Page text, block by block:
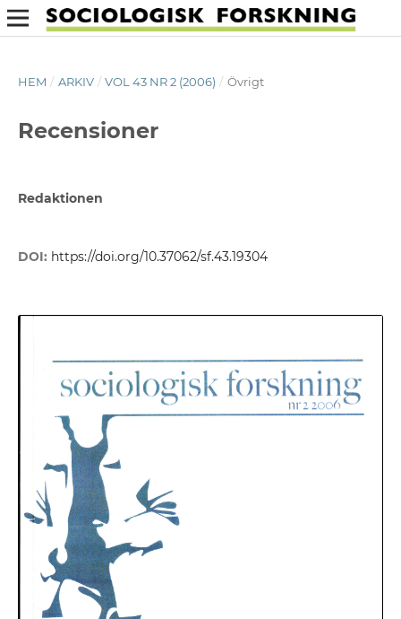
HEM / ARKIV / VOL 43 NR 2 (2006) / Övrigt
Recensioner
Redaktionen
DOI: https://doi.org/10.37062/sf.43.19304